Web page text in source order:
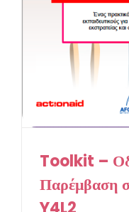
Toolkit –
Παρέμβαση